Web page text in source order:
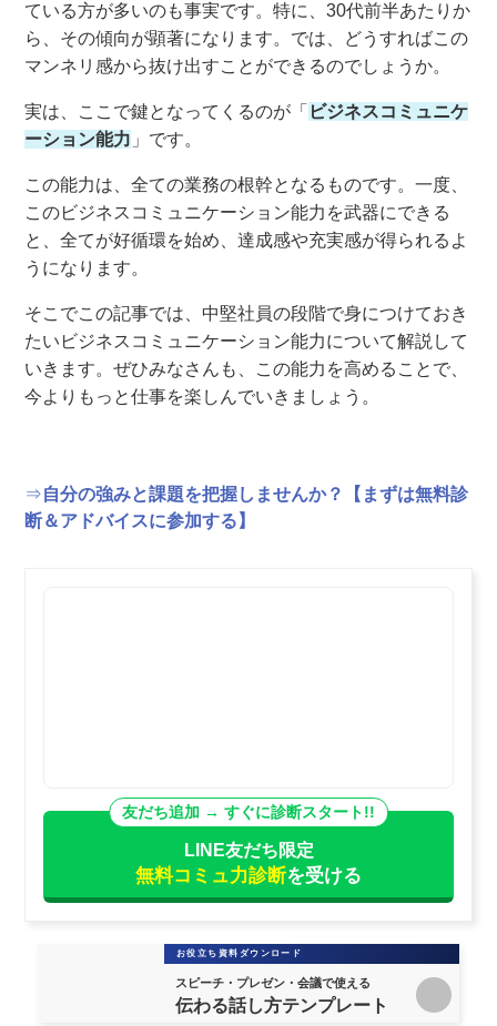
ている方が多いのも事実です。特に、30代前半あたりか
ら
その傾向が顕著になり ます。 では、どうすればこの
マンネリ感から抜け出すことができるのでしょうか。
実は、ここで鍵となってく るのが 「 ビジネスコミュニケ
ーション能力 」 です。
この能力は、全ての業務の根幹と なるものです。一度
このビジネスコミュニケーション能力を武器にでき る
と、全てが好循環を始め 、達成感や充実感が得られるよ
うになります。
そこでこの記事では、中堅社員の段階で身につけておき
たいビジネスコミュニケーション能力について解説 して
いきます。ぜひみなさんも、 この能力を高めることで
今よりもっと仕事を楽しんでいきましょう 。
⇒自分の強みと課題を把握しませんか？【まずは無料診
断＆アドバイスに参加する】
LINE友だち限定
無料コミュ力診断を受ける
お役立ち資料ダウンロード
スピーチ・プレゼン・会議で使える
伝わる話し方テンプレート